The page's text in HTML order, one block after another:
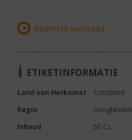
ETIKETINFORMATIE
Land van Herkomst
Schotland
Regio
Hooglanden
Inhoud
50 CL